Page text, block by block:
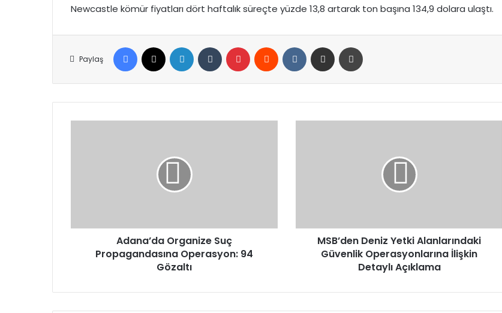
Newcastle kömür fiyatları dört haftalık süreçte yüzde 13,8 artarak ton başına 134,9 dolara ulaştı.
Paylaş
Facebook LinkedIn Tumblr Pinterest Reddit VKontakteE-Posta ile paylaş
Adana’da Organize Suç
Propagandasına Operasyon: 94
Gözaltı
Açıklama
MSB’den Deniz Yetki Alanlarındaki
Güvenlik Operasyonlarına İlişkin
Detaylı Açıklama